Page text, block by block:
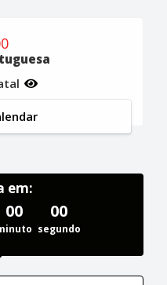
em:
00 00
segundo